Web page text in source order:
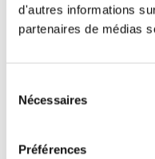
d'autres informations
partenaires de médias
Nécessaires
Préférences
16,66